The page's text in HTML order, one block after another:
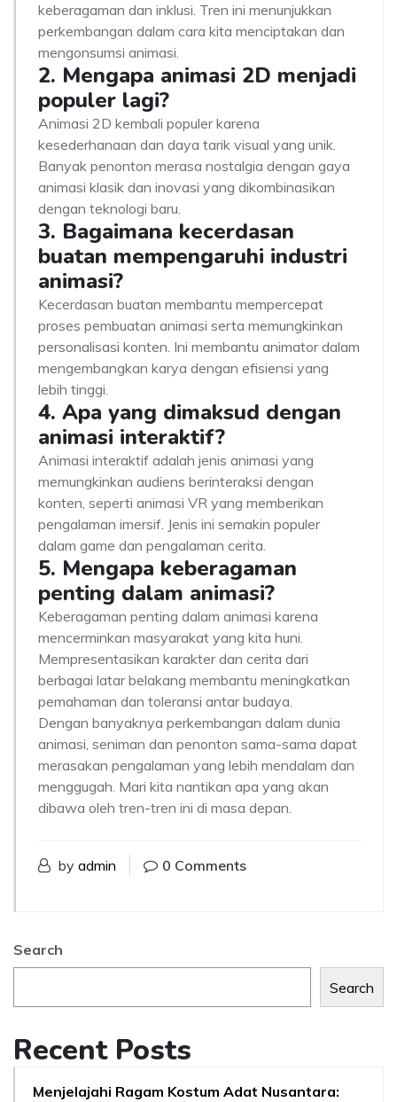
keberagaman dan inklusi. Tren ini menunjukkan
perkembangan dalam cara kita menciptakan dan
mengonsumsi animasi.
2. Mengapa animasi 2D menjadi
populer lagi?
Animasi 2D kembali populer karena
kesederhanaan dan daya tarik visual yang unik.
Banyak penonton merasa nostalgia dengan gaya
animasi klasik dan inovasi yang dikombinasikan
dengan teknologi baru.
3. Bagaimana kecerdasan
buatan mempengaruhi industri
animasi?
Kecerdasan buatan membantu mempercepat
proses pembuatan animasi serta memungkinkan
personalisasi konten. Ini membantu animator dalam
mengembangkan karya dengan efisiensi yang
lebih tinggi.
4. Apa yang dimaksud dengan
animasi interaktif?
Animasi interaktif adalah jenis animasi yang
memungkinkan audiens berinteraksi dengan
konten, seperti animasi VR yang memberikan
pengalaman imersif. Jenis ini semakin populer
dalam game dan pengalaman cerita.
5. Mengapa keberagaman
penting dalam animasi?
Keberagaman penting dalam animasi karena
mencerminkan masyarakat yang kita huni.
Mempresentasikan karakter dan cerita dari
berbagai latar belakang membantu meningkatkan
pemahaman dan toleransi antar budaya.
Dengan banyaknya perkembangan dalam dunia
animasi, seniman dan penonton sama-sama dapat
merasakan pengalaman yang lebih mendalam dan
menggugah. Mari kita nantikan apa yang akan
dibawa oleh tren-tren ini di masa depan.
by admin 0 Comments
Search
Search
Recent Posts
Menjelajahi Ragam Kostum Adat Nusantara: